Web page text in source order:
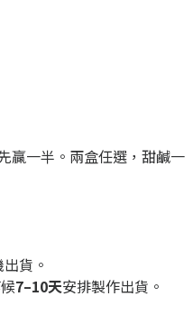
贏一半。兩盒任選，甜鹹一
貨。
7–10天安排製作出貨。